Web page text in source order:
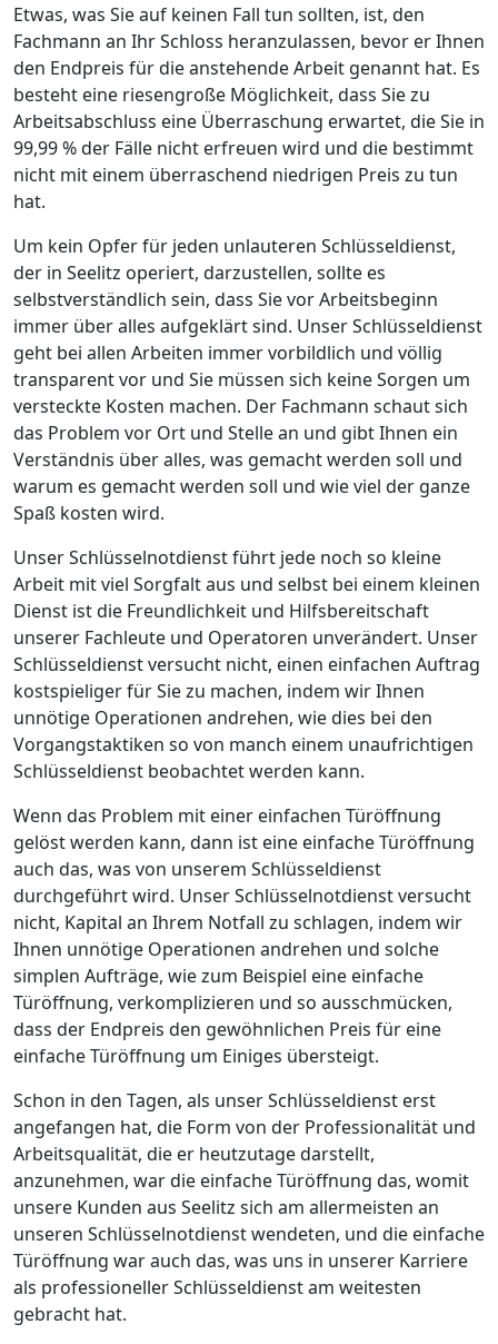
Etwas, was Sie auf keinen Fall tun sollten, ist, den
Fachmann an Ihr Schloss heranzulassen, bevor er Ihnen
den Endpreis für die anstehende Arbeit genannt hat. Es
besteht eine riesengroße Möglichkeit, dass Sie zu
Arbeitsabschluss eine Überraschung erwartet, die Sie in
99,99 % der Fälle nicht erfreuen wird und die bestimmt
nicht mit einem überraschend niedrigen Preis zu tun
hat.
Um kein Opfer für jeden unlauteren Schlüsseldienst,
der in Seelitz operiert, darzustellen, sollte es
selbstverständlich sein, dass Sie vor Arbeitsbeginn
immer über alles aufgeklärt sind. Unser Schlüsseldienst
geht bei allen Arbeiten immer vorbildlich und völlig
transparent vor und Sie müssen sich keine Sorgen um
versteckte Kosten machen. Der Fachmann schaut sich
das Problem vor Ort und Stelle an und gibt Ihnen ein
Verständnis über alles, was gemacht werden soll und
warum es gemacht werden soll und wie viel der ganze
Spaß kosten wird.
Unser Schlüsselnotdienst führt jede noch so kleine
Arbeit mit viel Sorgfalt aus und selbst bei einem kleinen
Dienst ist die Freundlichkeit und Hilfsbereitschaft
unserer Fachleute und Operatoren unverändert. Unser
Schlüsseldienst versucht nicht, einen einfachen Auftrag
kostspieliger für Sie zu machen, indem wir Ihnen
unnötige Operationen andrehen, wie dies bei den
Vorgangstaktiken so von manch einem unaufrichtigen
Schlüsseldienst beobachtet werden kann.
Wenn das Problem mit einer einfachen Türöffnung
gelöst werden kann, dann ist eine einfache Türöffnung
auch das, was von unserem Schlüsseldienst
durchgeführt wird. Unser Schlüsselnotdienst versucht
nicht, Kapital an Ihrem Notfall zu schlagen, indem wir
Ihnen unnötige Operationen andrehen und solche
simplen Aufträge, wie zum Beispiel eine einfache
Türöffnung, verkomplizieren und so ausschmücken,
dass der Endpreis den gewöhnlichen Preis für eine
einfache Türöffnung um Einiges übersteigt.
Schon in den Tagen, als unser Schlüsseldienst erst
angefangen hat, die Form von der Professionalität und
Arbeitsqualität, die er heutzutage darstellt,
anzunehmen, war die einfache Türöffnung das, womit
unsere Kunden aus Seelitz sich am allermeisten an
unseren Schlüsselnotdienst wendeten, und die einfache
Türöffnung war auch das, was uns in unserer Karriere
als professioneller Schlüsseldienst am weitesten
gebracht hat.